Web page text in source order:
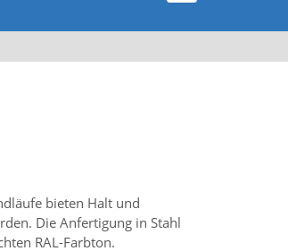
bieten Halt und
Die Anfertigung in Stahl
RAL-Farbton.